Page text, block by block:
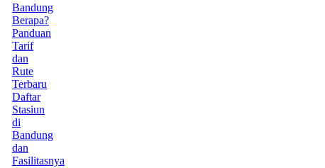
Bandung
Berapa?
Panduan
Tarif
dan
Rute
Terbaru
Daftar
Stasiun
di
Bandung
dan
Fasilitasnya